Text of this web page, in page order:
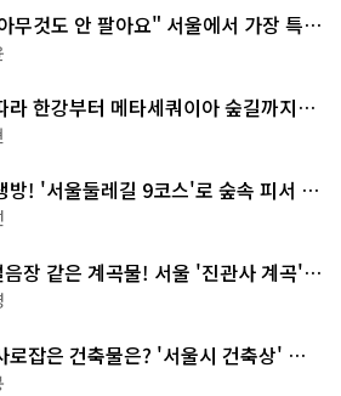
무것도 안 팔아요" 서울에서 가장 특별
라 한강부터 메타세쿼이아 숲길까지…
스
방! '서울둘레길 9코스'로 숲속 피서 떠
장 같은 계곡물! 서울 '진관사 계곡'이
로잡은 건축물은? '서울시 건축상' 수